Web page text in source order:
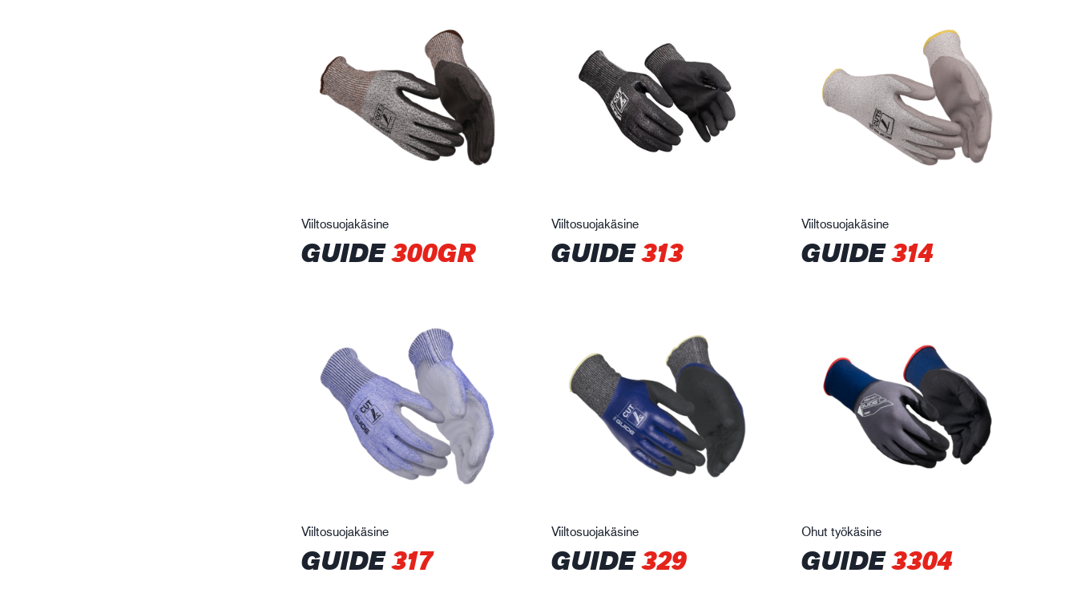
Viiltosuojakäsine
GUIDE300GR
Viiltosuojakäsine
GUIDE313
Viiltosuojakäsine
GUIDE314
Viiltosuojakäsine
GUIDE317
Viiltosuojakäsine
GUIDE329
Ohut työkäsine
GUIDE3304